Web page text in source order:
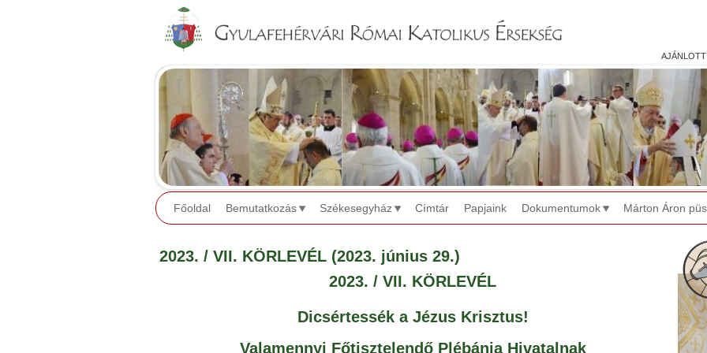
ajánlott
Főoldal Bemutatkozás Székesegyház Címtár Papjaink Dokumentumok Márton Áron
2023. / VII. KÖRLEVÉL (2023. június 29.)
2023. / VII. KÖRLEVÉL
Dicsértessék a Jézus Krisztus!
Valamennyi Főtisztelendő Plébánia Hivatalnak